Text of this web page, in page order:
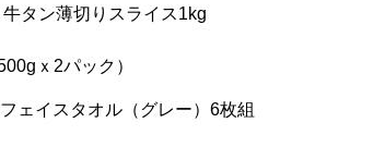
タン薄切りスライス1kg
ｘ2パック）
ェイスタオル（グレー）6枚組